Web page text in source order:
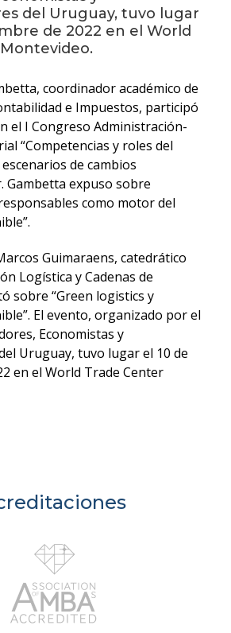
en
los
del Uruguay, tuvo lugar
de 2022 en el World
coordinador académico de
e Impuestos, participó
el I Congreso Administración-
“Competencias y roles del
de cambios
Gambetta expuso sobre
como motor del
Guimaraens, catedrático
Logística y Cadenas de
sobre “Green logistics y
El evento, organizado por el
Economistas y
Uruguay, tuvo lugar el 10 de
en el World Trade Center